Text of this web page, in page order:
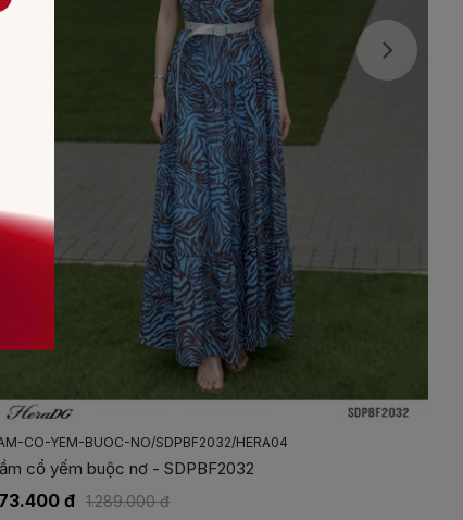
DAM-XOE-PHOI-TO-DINH-HOA-NOI/SDPBF2015/HERA03
Đầm xòe phối tơ đính hoa nổi - SDPBF2015
692.300 đ 989.000 đ